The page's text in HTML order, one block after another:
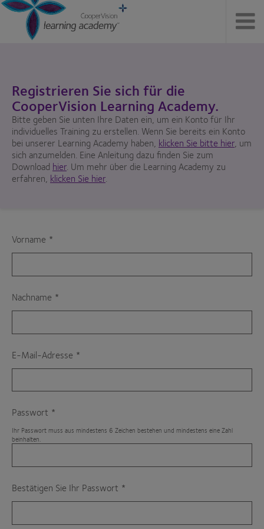
Registrieren Sie sich für die
CooperVision Learning Academy.
Bitte geben Sie unten Ihre Daten ein, um ein Konto für Ihr
individuelles Training zu erstellen. Wenn Sie bereits ein Konto
bei unserer Learning Academy haben, klicken Sie bitte hier, um
sich anzumelden. Eine Anleitung dazu finden Sie zum
Download hier. Um mehr über die Learning Academy zu
erfahren, klicken Sie hier.
Vorname
Nachname
E-Mail-Adresse
Passwort
Ihr Passwort muss aus mindestens 6 Zeichen bestehen und mindestens eine Zahl
beinhalten.
Bestätigen Sie Ihr Passwort